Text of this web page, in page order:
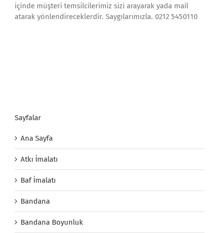
içinde müşteri temsilcilerimiz sizi arayarak yada mail
atarak yönlendireceklerdir. Saygılarımızla. 0212 5450110
Sayfalar
Ana Sayfa
Atkı İmalatı
Baf İmalatı
Bandana
Bandana Boyunluk